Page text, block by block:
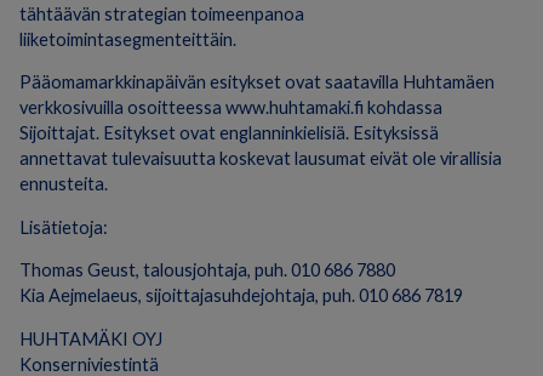
tähtäävän strategian toimeenpanoa
liiketoimintasegmenteittäin.
Pääomamarkkinapäivän esitykset ovat saatavilla Huhtamäen
verkkosivuilla osoitteessa www.huhtamaki.fi kohdassa
Sijoittajat. Esitykset ovat englanninkielisiä. Esityksissä
annettavat tulevaisuutta koskevat lausumat eivät ole virallisia
ennusteita.
Lisätietoja:
Thomas Geust, talousjohtaja, puh. 010 686 7880
Kia Aejmelaeus, sijoittajasuhdejohtaja, puh. 010 686 7819
HUHTAMÄKI OYJ
Konserniviestintä